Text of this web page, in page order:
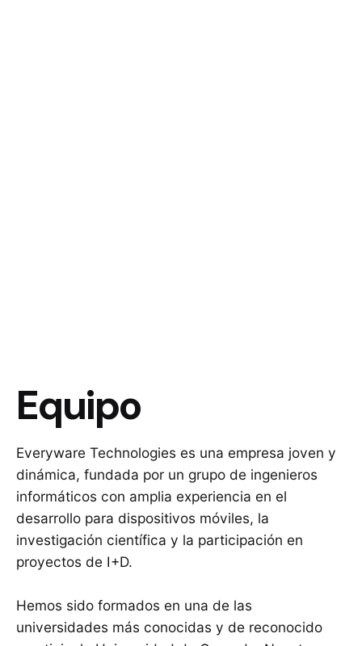
Equipo
Everyware Technologies es una empresa joven y
dinámica, fundada por un grupo de ingenieros
informáticos con amplia experiencia en el
desarrollo para dispositivos móviles, la
investigación científica y la participación en
proyectos de I+D.
Hemos sido formados en una de las
universidades más conocidas y de reconocido